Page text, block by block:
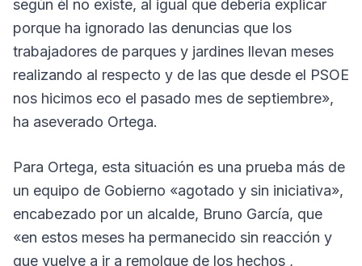
según él no existe, al igual que debería explicar
porque ha ignorado las denuncias que los
trabajadores de parques y jardines llevan meses
realizando al respecto y de las que desde el PSOE
nos hicimos eco el pasado mes de septiembre»,
ha aseverado Ortega.
Para Ortega, esta situación es una prueba más de
un equipo de Gobierno «agotado y sin iniciativa»,
encabezado por un alcalde, Bruno García, que
«en estos meses ha permanecido sin reacción y
que vuelve a ir a remolque de los hechos ,